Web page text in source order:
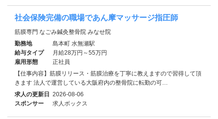
社会保険完備の職場であん摩マッサージ指圧師
筋膜専門 なごみ鍼灸整骨院 みなせ院
勤務地
島本町 水無瀬駅
給与タイプ
月給28万円～55万円
雇用形態
正社員
【仕事内容】筋膜リリース・筋膜治療を丁寧に教えますので習得して頂
きます 法人で運営している大阪府内の整骨院に転勤の可…
求人の更新日 2026-08-06
スポンサー
求人ボックス